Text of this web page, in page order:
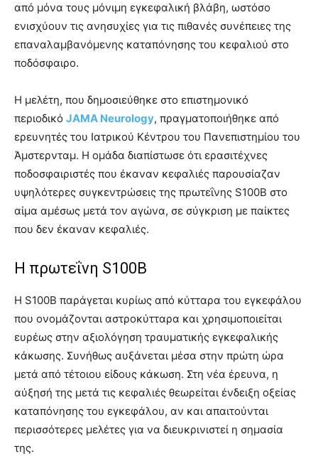
από μόνα τους μόνιμη εγκεφαλική βλάβη, ωστόσο
ενισχύουν τις ανησυχίες για τις πιθανές συνέπειες της
επαναλαμβανόμενης καταπόνησης του κεφαλιού στο
ποδόσφαιρο.
Η μελέτη, που δημοσιεύθηκε στο επιστημονικό
περιοδικό JAMA Neurology, πραγματοποιήθηκε από
ερευνητές του Ιατρικού Κέντρου του Πανεπιστημίου του
Άμστερνταμ. Η ομάδα διαπίστωσε ότι ερασιτέχνες
ποδοσφαιριστές που έκαναν κεφαλιές παρουσίαζαν
υψηλότερες συγκεντρώσεις της πρωτεΐνης S100B στο
αίμα αμέσως μετά τον αγώνα, σε σύγκριση με παίκτες
που δεν έκαναν κεφαλιές.
Η πρωτεΐνη S100B
Η S100B παράγεται κυρίως από κύτταρα του εγκεφάλου
που ονομάζονται αστροκύτταρα και χρησιμοποιείται
ευρέως στην αξιολόγηση τραυματικής εγκεφαλικής
κάκωσης. Συνήθως αυξάνεται μέσα στην πρώτη ώρα
μετά από τέτοιου είδους κάκωση. Στη νέα έρευνα, η
αύξησή της μετά τις κεφαλιές θεωρείται ένδειξη οξείας
καταπόνησης του εγκεφάλου, αν και απαιτούνται
περισσότερες μελέτες για να διευκρινιστεί η σημασία
της.